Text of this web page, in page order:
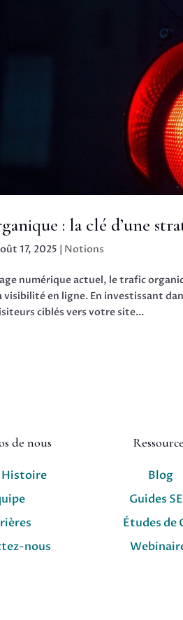
: la clé d’une
17, 2025 | Notions
numérique actuel, le trafic
visibilité en ligne. En investissant
ciblés vers votre site...
de nous
nous
Blog
Guides
Études de